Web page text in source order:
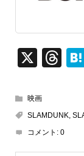
X
T
a
d
映画
SLAMDUNK,
コメント: 0